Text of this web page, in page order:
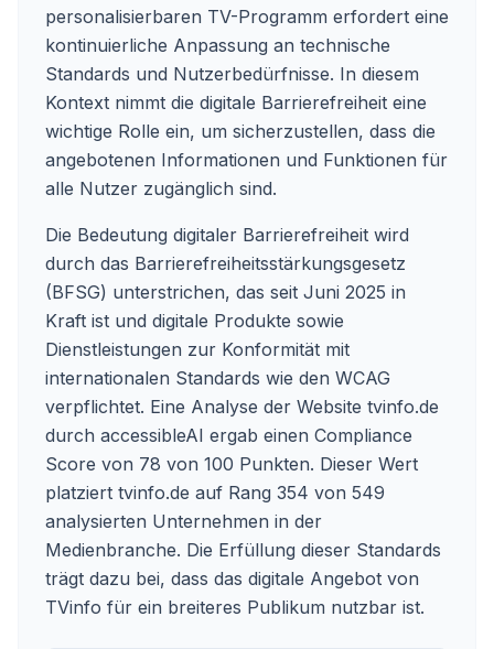
personalisierbaren TV-Programm erfordert eine
kontinuierliche Anpassung an technische
Standards und Nutzerbedürfnisse. In diesem
Kontext nimmt die digitale Barrierefreiheit eine
wichtige Rolle ein, um sicherzustellen, dass die
angebotenen Informationen und Funktionen für
alle Nutzer zugänglich sind.
Die Bedeutung digitaler Barrierefreiheit wird
durch das Barrierefreiheitsstärkungsgesetz
(BFSG) unterstrichen, das seit Juni 2025 in
Kraft ist und digitale Produkte sowie
Dienstleistungen zur Konformität mit
internationalen Standards wie den WCAG
verpflichtet. Eine Analyse der Website tvinfo.de
durch accessibleAI ergab einen Compliance
Score von 78 von 100 Punkten. Dieser Wert
platziert tvinfo.de auf Rang 354 von 549
analysierten Unternehmen in der
Medienbranche. Die Erfüllung dieser Standards
trägt dazu bei, dass das digitale Angebot von
TVinfo für ein breiteres Publikum nutzbar ist.